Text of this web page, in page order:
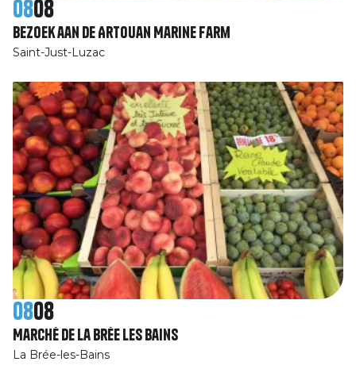
0808
Bezoek aan de Artouan Marine Farm
Saint-Just-Luzac
0808
Marché de La Brée les Bains
La Brée-les-Bains